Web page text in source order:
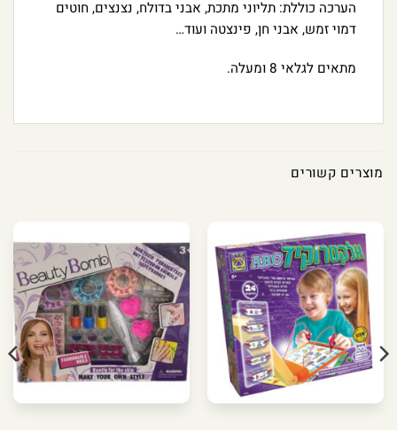
הערכה כוללת: תליוני מתכת, אבני בדולח, נצנצים, חוטים
דמוי זמש, אבני חן, פינצטה ועוד…
מתאים לגלאי 8 ומעלה.
מוצרים קשורים